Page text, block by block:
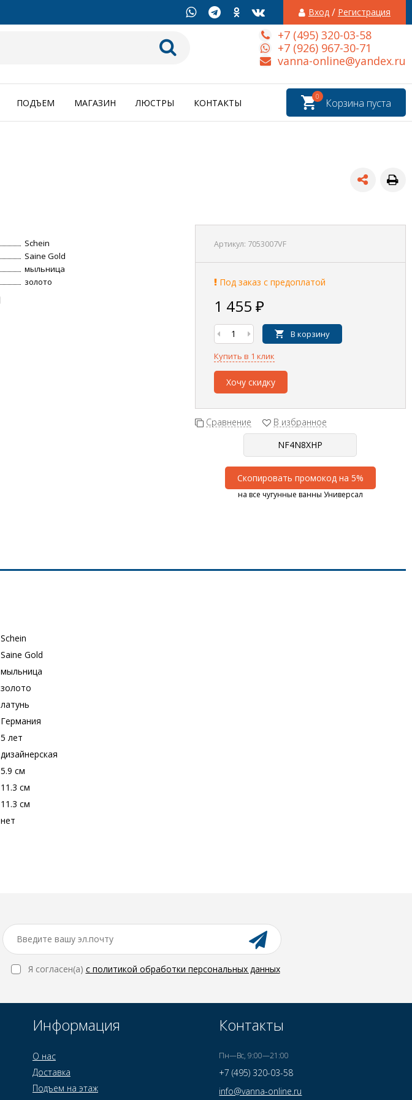
Вход / Регистрация
+7 (495) 320-03-58
+7 (926) 967-30-71
vanna-online@yandex.ru
Корзина пуста
0
ПОДЪЕМ МАГАЗИН ЛЮСТРЫ КОНТАКТЫ
Артикул: 7053007VF
Под заказ с предоплатой
1 455 ₽
В корзину
Купить в 1 клик
Хочу скидку
Сравнение В избранное
Скопировать промокод на 5%
на все чугунные ванны Универсал
Schein
Saine Gold
мыльница
золото
Schein
Saine Gold
мыльница
золото
латунь
Германия
5 лет
дизайнерская
5.9 см
11.3 см
11.3 см
нет
Я согласен(a) с политикой обработки персональных данных
Информация
О нас
Доставка
Подъем на этаж
Контакты
Пн—Вс, 9:00—21:00
+7 (495) 320-03-58
info@vanna-online.ru